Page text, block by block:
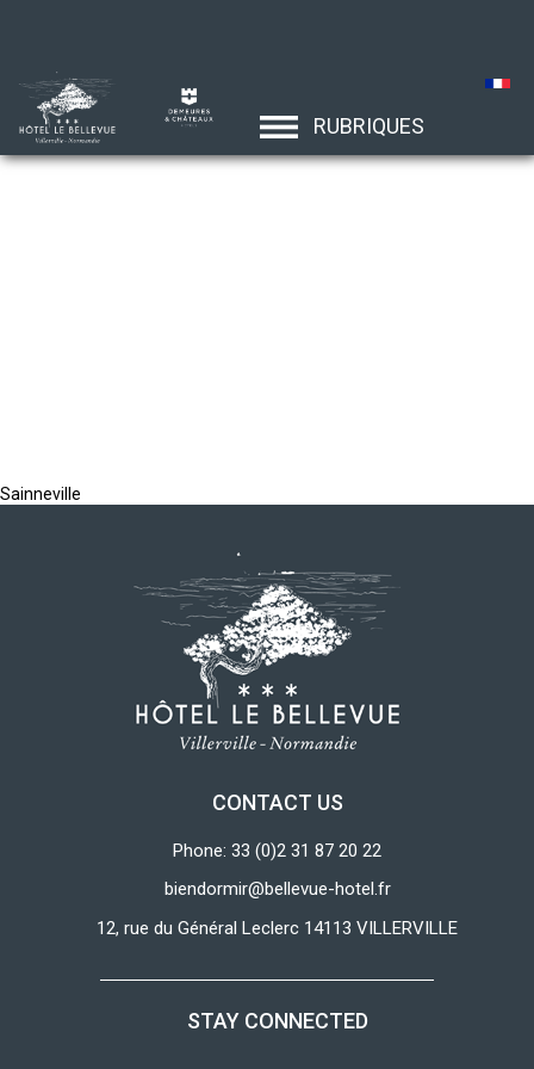
RUBRIQUES
Sainneville
CONTACT US
Phone: 33 (0)2 31 87 20 22
biendormir@bellevue-hotel.fr
12, rue du Général Leclerc 14113 VILLERVILLE
STAY CONNECTED